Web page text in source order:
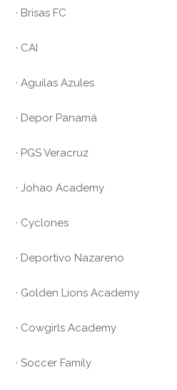
· Brisas FC
· CAI
· Aguilas Azules
· Depor Panamá
· PGS Veracruz
· Johao Academy
· Cyclones
· Deportivo Nazareno
· Golden Lions Academy
· Cowgirls Academy
· Soccer Family